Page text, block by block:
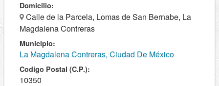
Domicilio:
Calle de la Parcela, Lomas de San Bernabe, La
Magdalena Contreras
Municipio:
La Magdalena Contreras, Ciudad De México
Codigo Postal (C.P.):
10350